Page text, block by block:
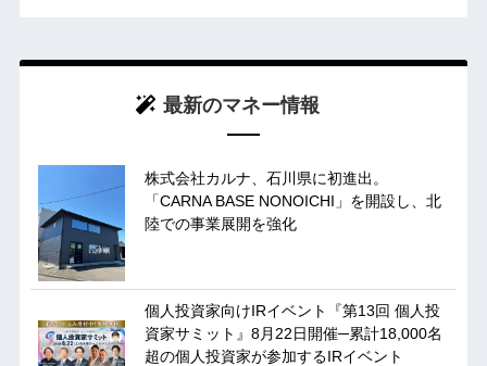
最新のマネー情報
株式会社カルナ、石川県に初進出。
「CARNA BASE NONOICHI」を開設し、北
陸での事業展開を強化
個人投資家向けIRイベント『第13回 個人投
資家サミット』8月22日開催─累計18,000名
超の個人投資家が参加するIRイベント